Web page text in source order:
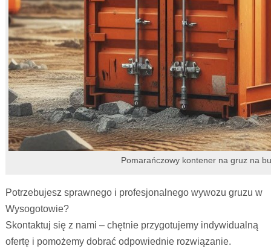
Pomarańczowy kontener na gruz na
Potrzebujesz sprawnego i profesjonalnego wywozu gruzu w
Wysogotowie?
Skontaktuj się z nami – chętnie przygotujemy indywidualną
ofertę i pomożemy dobrać odpowiednie rozwiązanie.